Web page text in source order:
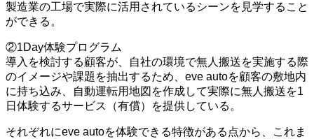
製造業の工場で実際に活用されているシーンを見学すること
ができる。
②1Day体験プログラム
導入を検討する顧客が、自社の環境で無人搬送を実施する際
のイメージや課題を抽出するため、eve autoを顧客の敷地内
に持ち込み、自動運転用地図を作成して実際に無人搬送を1
日体験するサービス（有償）を提供している。
それぞれにeve autoを体験できる特徴がある点から、これま